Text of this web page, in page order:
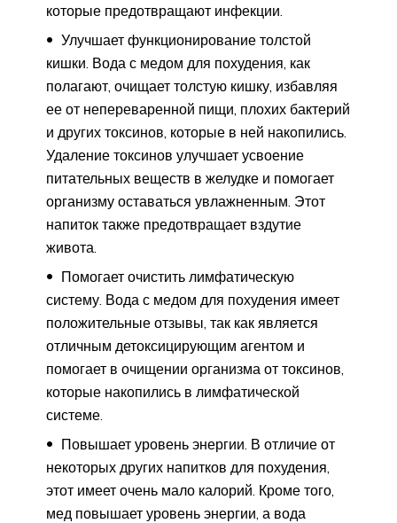
которые предотвращают инфекции.
Улучшает функционирование толстой
кишки. Вода с медом для похудения, как
полагают, очищает толстую кишку, избавляя
ее от непереваренной пищи, плохих бактерий
и других токсинов, которые в ней накопились.
Удаление токсинов улучшает усвоение
питательных веществ в желудке и помогает
организму оставаться увлажненным. Этот
напиток также предотвращает вздутие
живота.
Помогает очистить лимфатическую
систему. Вода с медом для похудения имеет
положительные отзывы, так как является
отличным детоксицирующим агентом и
помогает в очищении организма от токсинов,
которые накопились в лимфатической
системе.
Повышает уровень энергии. В отличие от
некоторых других напитков для похудения,
этот имеет очень мало калорий. Кроме того,
мед повышает уровень энергии, а вода